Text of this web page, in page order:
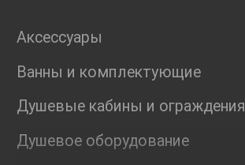
Аксессуары
Ванны и комплектующие
Душевые кабины и ограждения
Душевое оборудование